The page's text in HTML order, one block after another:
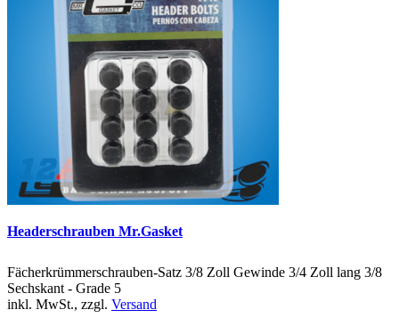
Headerschrauben Mr.Gasket
Fächerkrümmerschrauben-Satz 3/8 Zoll Gewinde 3/4 Zoll lang 3/8
Sechskant - Grade 5
inkl. MwSt., zzgl. Versand